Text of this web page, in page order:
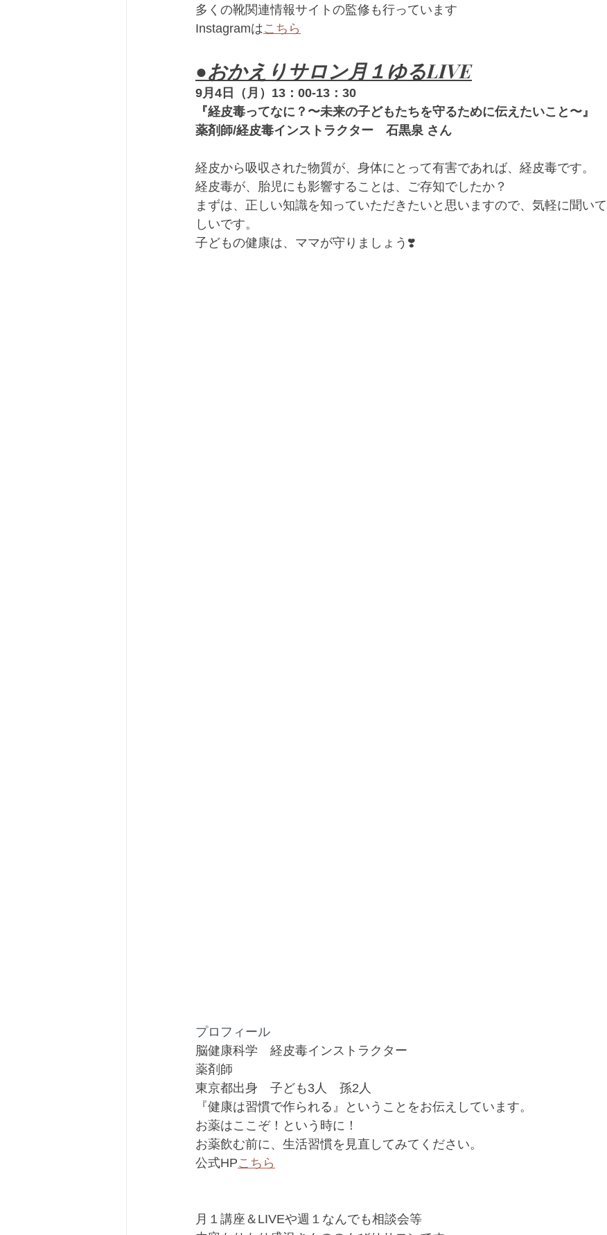
多くの靴関連情報サイトの監修も行っています
Instagramはこちら
●おかえりサロン月１ゆるLIVE
9月4日（月）13：00-13：30
『経皮毒ってなに？〜未来の子どもたちを守るために伝えたいこと〜』
薬剤師/経皮毒インストラクター　石黒泉 さん
経皮から吸収された物質が、身体にとって有害であれば、経皮毒です。
経皮毒が、胎児にも影響することは、ご存知でしたか？
まずは、正しい知識を知っていただきたいと思いますので、気軽に聞い
しいです。
子どもの健康は、ママが守りましょう❣️
プロフィール
脳健康科学　経皮毒インストラクター
薬剤師
東京都出身　子ども3人　孫2人
『健康は習慣で作られる』ということをお伝えしています。
お薬はここぞ！という時に！
お薬飲む前に、生活習慣を見直してみてください。
公式HPこちら
月１講座＆LIVEや週１なんでも相談会等